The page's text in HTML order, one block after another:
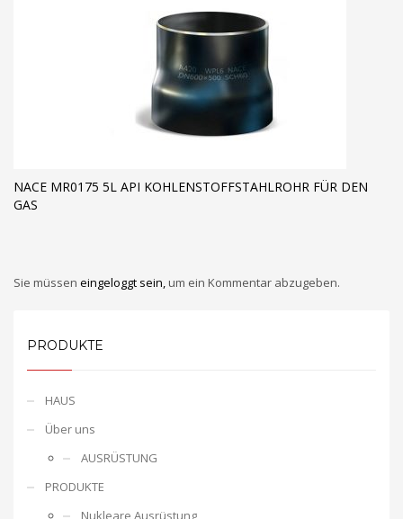
NACE MR0175 5L API KOHLENSTOFFSTAHLROHR FÜR DEN
GAS
Sie müssen eingeloggt sein,um ein Kommentar abzugeben.
PRODUKTE
HAUS
Über uns
AUSRÜSTUNG
PRODUKTE
Nukleare Ausrüstung